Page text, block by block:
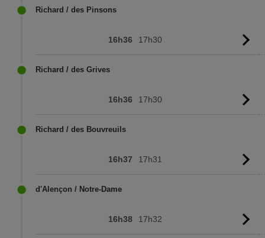
Richard / des Pinsons
16h36 17h30
Richard / des Grives
16h36 17h30
Richard / des Bouvreuils
16h37 17h31
d'Alençon / Notre-Dame
16h38 17h32